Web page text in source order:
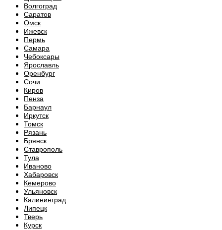
Волгоград
Саратов
Омск
Ижевск
Пермь
Самара
Чебоксары
Ярославль
Оренбург
Сочи
Киров
Пенза
Барнаул
Иркутск
Томск
Рязань
Брянск
Ставрополь
Тула
Иваново
Хабаровск
Кемерово
Ульяновск
Калининград
Липецк
Тверь
Курск